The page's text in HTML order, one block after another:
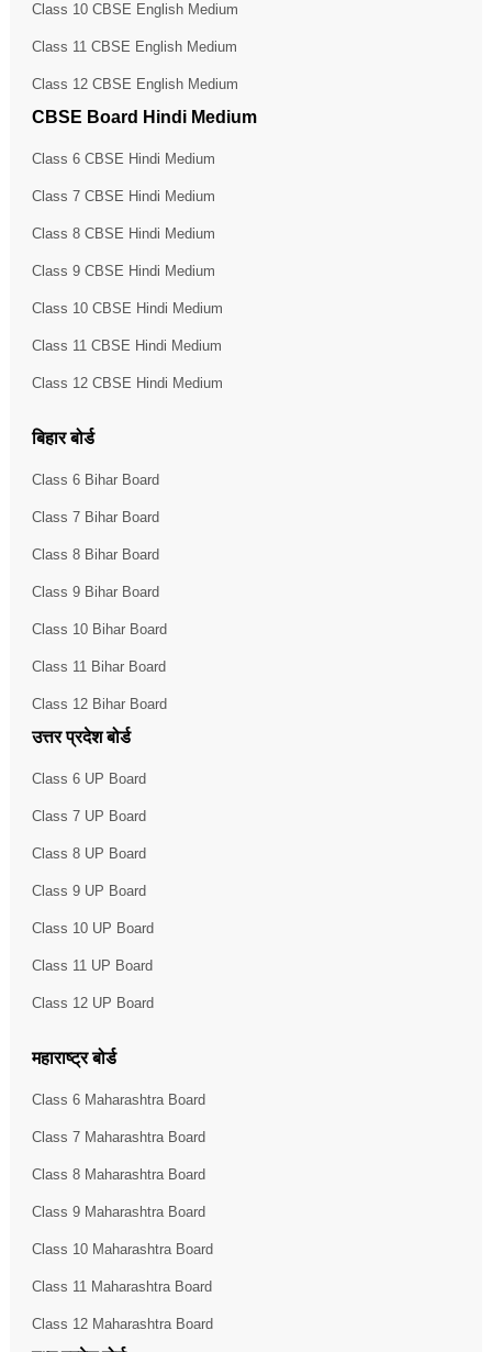
Class 10 CBSE English Medium
Class 11 CBSE English Medium
Class 12 CBSE English Medium
CBSE Board Hindi Medium
Class 6 CBSE Hindi Medium
Class 7 CBSE Hindi Medium
Class 8 CBSE Hindi Medium
Class 9 CBSE Hindi Medium
Class 10 CBSE Hindi Medium
Class 11 CBSE Hindi Medium
Class 12 CBSE Hindi Medium
बिहार बोर्ड
Class 6 Bihar Board
Class 7 Bihar Board
Class 8 Bihar Board
Class 9 Bihar Board
Class 10 Bihar Board
Class 11 Bihar Board
Class 12 Bihar Board
उत्तर प्रदेश बोर्ड
Class 6 UP Board
Class 7 UP Board
Class 8 UP Board
Class 9 UP Board
Class 10 UP Board
Class 11 UP Board
Class 12 UP Board
महाराष्ट्र बोर्ड
Class 6 Maharashtra Board
Class 7 Maharashtra Board
Class 8 Maharashtra Board
Class 9 Maharashtra Board
Class 10 Maharashtra Board
Class 11 Maharashtra Board
Class 12 Maharashtra Board